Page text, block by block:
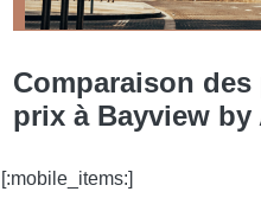
Comparaison
prix à Bayview
[:mobile_items:]